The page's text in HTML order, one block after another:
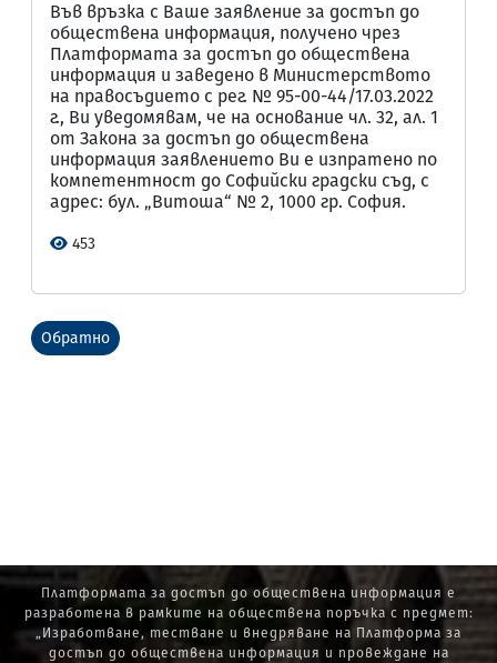
Във връзка с Ваше заявление за достъп до
обществена информация, получено чрез
Платформата за достъп до обществена
информация и заведено в Министерството
на правосъдието с рег. № 95-00-44/17.03.2022
г., Ви уведомявам, че на основание чл. 32, ал. 1
от Закона за достъп до обществена
информация заявлението Ви е изпратено по
компетентност до Софийски градски съд, с
адрес: бул. „Витоша“ № 2, 1000 гр. София.
453
Обратно
Платформата за достъп до обществена информация е
разработена в рамките на обществена поръчка с предмет:
„Изработване, тестване и внедряване на Платформа за
достъп до обществена информация и провеждане на